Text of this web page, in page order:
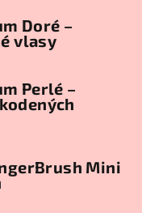
Doré –
vlasy
Perlé –
Mini